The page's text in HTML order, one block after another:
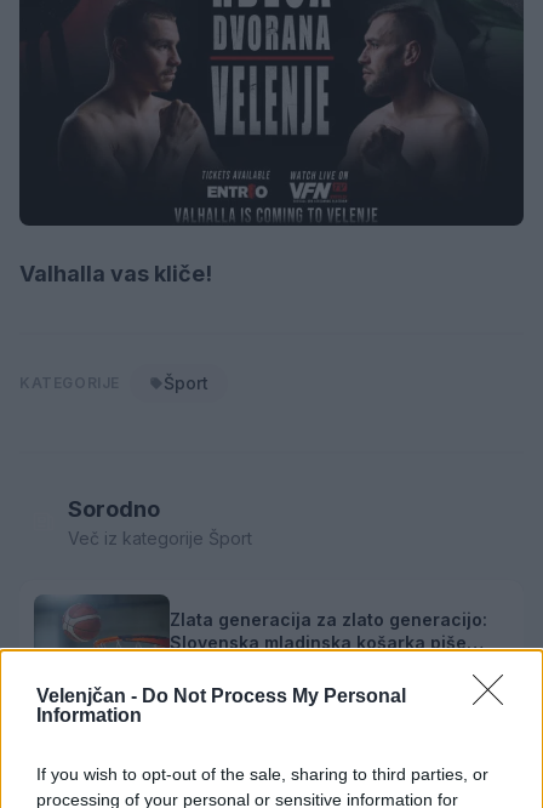
Velenjčan - Do Not Process My Personal
Information
If you wish to opt-out of the sale, sharing to third parties, or
processing of your personal or sensitive information for
Valhalla vas kliče!
Šport
Sorodno
Več iz kategorije Šport
Zlata generacija za zlato generacijo:
Slovenska mladinska košarka piše
58. Mednarodne igre šolarjev na
Tajvanu: Zarja Zamrnik osvojila